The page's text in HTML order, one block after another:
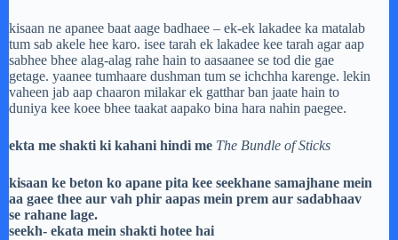
kisaan ne apanee baat aage badhaee – ek-ek lakadee ka matalab
tum sab akele hee karo. isee tarah ek lakadee kee tarah agar aap
sabhee bhee alag-alag rahe hain to aasaanee se tod die gae
getage. yaanee tumhaare dushman tum se ichchha karenge. lekin
vaheen jab aap chaaron milakar ek gatthar ban jaate hain to
duniya kee koee bhee taakat aapako bina hara nahin paegee.
ekta me shakti ki kahani hindi me The Bundle of Sticks
kisaan ke beton ko apane pita kee seekhane samajhane mein
aa gaee thee aur vah phir aapas mein prem aur sadabhaav
se rahane lage.
seekh- ekata mein shakti hotee hai